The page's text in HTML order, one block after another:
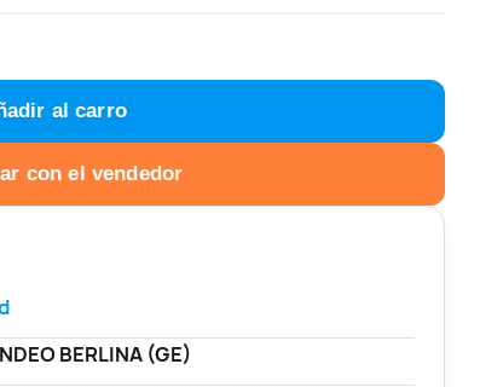
al carro
con el vendedor
BERLINA (GE)